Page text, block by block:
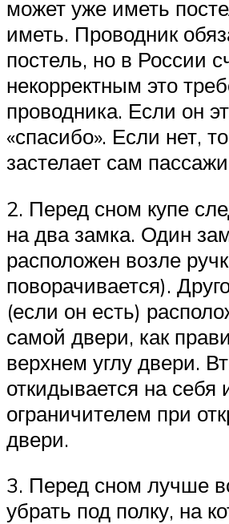
может уже иметь
иметь. Проводник
постель, но в России
некорректным это
проводника. Если он
«спасибо». Если нет,
застелает сам
2. Перед сном купе
на два замка. Один
расположен возле
поворачивается).
(если он есть)
самой двери, как
верхнем углу двери.
откидывается на себя
ограничителем при
двери.
3. Перед сном лучше
убрать под полку, на